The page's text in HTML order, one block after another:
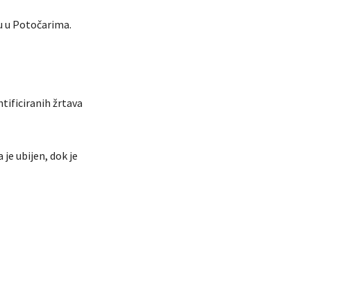
u Potočarima.
žrtava
je ubijen, dok je